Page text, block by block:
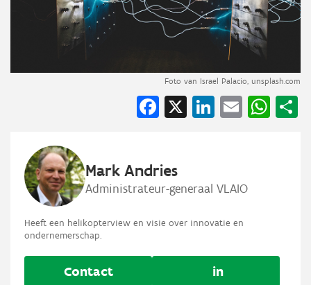
Foto van Israel Palacio, unsplash.com
Facebook
X LinkedIn
Email
Mark Andries
Administrateur-generaal VLAIO
Heeft een helikopterview en visie over innovatie en
ondernemerschap.
Contact
in